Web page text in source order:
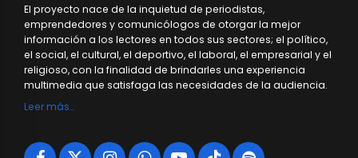
El proyecto nace de la inquietud de periodistas,
emprendedores y comunicólogos de otorgar la mejor
información a los lectores en todos sus sectores; el político,
el social, el cultural, el deportivo, el laboral, el empresarial y el
religioso, con la finalidad de brindarles una experiencia
multimedia que satisfaga las necesidades de la audiencia.
Leer más…